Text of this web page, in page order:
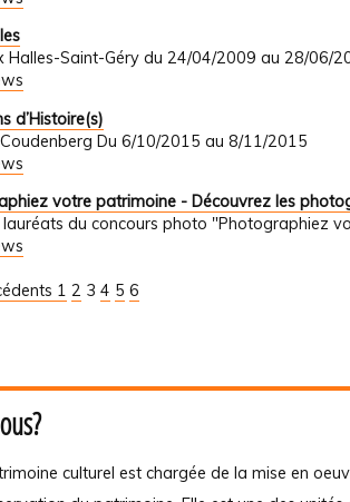
Halles-Saint-Géry du 24/04/2009 au 28/06/
d’Histoire(s)
Du 6/10/2015 au 8/11/2015
votre patrimoine - Découvrez les
lauréats du concours photo "Photographiez
1 2 3 4 5 6
culturel est chargée de la mise en